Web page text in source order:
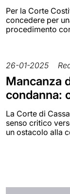
Per la Corte
concedere per
procedimento
26-01-2025
Mancanza
condanna:
La Corte di
senso critico
un ostacolo alla